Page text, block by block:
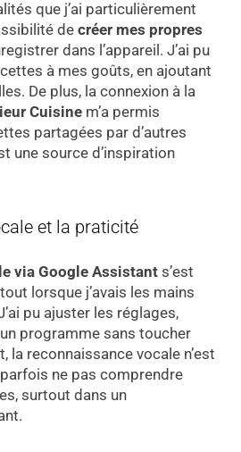
que j’ai particulièrement
decréer mes propres
dans l’appareil. J’ai pu
à mes goûts, en ajoutant
De plus, la connexion à la
Cuisinem’a permis
partagées par d’autres
une source d’inspiration
et la praticité
via Google Assistants’est
lorsque j’avais les mains
pu ajuster les réglages,
programme sans toucher
la reconnaissance vocale n’est
ne pas comprendre
surtout dans un